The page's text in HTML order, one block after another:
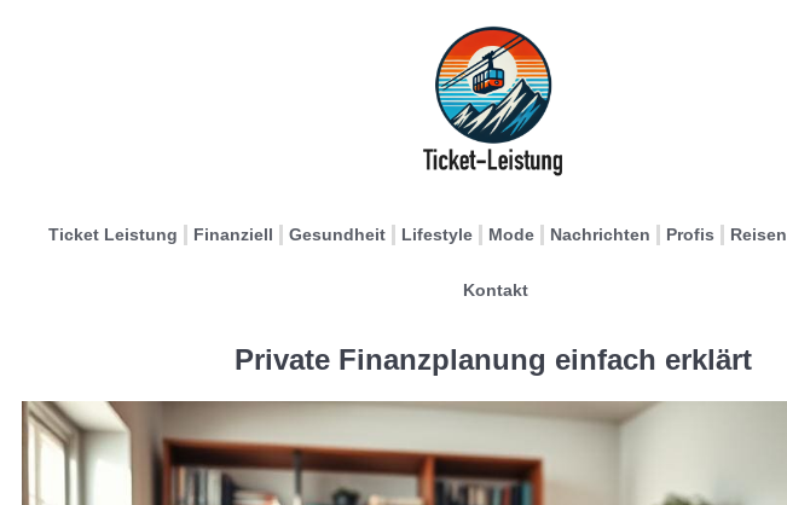
Ticket Leistung Finanziell Gesundheit Lifestyle Mode Nachrichten Profis Reisen
Kontakt
Private Finanzplanung einfach erklärt